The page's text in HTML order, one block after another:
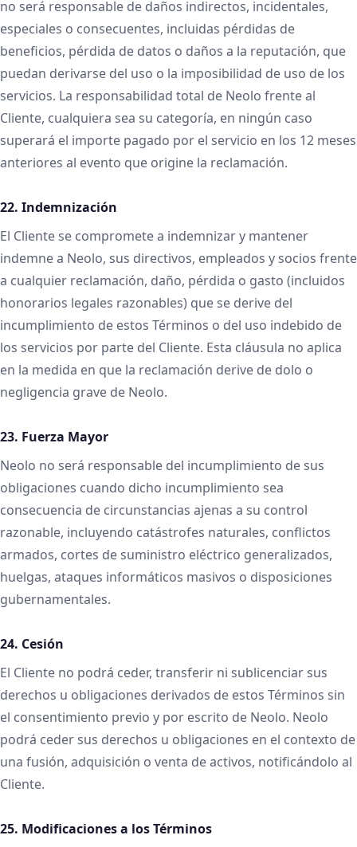
no será responsable de daños indirectos, incidentales,
especiales o consecuentes, incluidas pérdidas de
beneficios, pérdida de datos o daños a la reputación, que
puedan derivarse del uso o la imposibilidad de uso de los
servicios. La responsabilidad total de Neolo frente al
Cliente, cualquiera sea su categoría, en ningún caso
superará el importe pagado por el servicio en los 12 meses
anteriores al evento que origine la reclamación.
22. Indemnización
El Cliente se compromete a indemnizar y mantener
indemne a Neolo, sus directivos, empleados y socios frente
a cualquier reclamación, daño, pérdida o gasto (incluidos
honorarios legales razonables) que se derive del
incumplimiento de estos Términos o del uso indebido de
los servicios por parte del Cliente. Esta cláusula no aplica
en la medida en que la reclamación derive de dolo o
negligencia grave de Neolo.
23. Fuerza Mayor
Neolo no será responsable del incumplimiento de sus
obligaciones cuando dicho incumplimiento sea
consecuencia de circunstancias ajenas a su control
razonable, incluyendo catástrofes naturales, conflictos
armados, cortes de suministro eléctrico generalizados,
huelgas, ataques informáticos masivos o disposiciones
gubernamentales.
24. Cesión
El Cliente no podrá ceder, transferir ni sublicenciar sus
derechos u obligaciones derivados de estos Términos sin
el consentimiento previo y por escrito de Neolo. Neolo
podrá ceder sus derechos u obligaciones en el contexto de
una fusión, adquisición o venta de activos, notificándolo al
Cliente.
25. Modificaciones a los Términos